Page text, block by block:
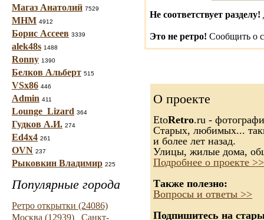
Магаз Анатолий 7529
МНМ 4912
Борис Ассеев 3339
alek48s 1488
Ronny 1390
Белков Альберт 515
VSx86 446
Admin 411
Lounge_Lizard 364
Гудков А.И. 274
Ed4x4 261
OVN 237
Рыковкин Владимир 225
Популярные города
Ретро открытки (24086)
Москва (12939)
Санкт-
Не соответствует разделу!
Это не ретро! Сообщить о
О проекте
EtoRetro.ru -
Старых, любимых...
и более лет назад.
Улицы, жилые дома,
Подробнее о проекте >>
Также полезно:
Вопросы и ответы >>
Подпишитесь на